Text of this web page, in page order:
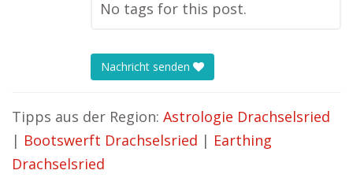
No tags for this post.
Nachricht senden
Tipps aus der Region: Astrologie Drachselsried
| Bootswerft Drachselsried | Earthing
Drachselsried